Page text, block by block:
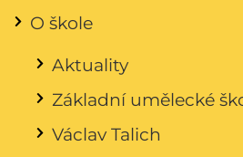
O škole
Aktuality
Základní umělecké
Václav Talich